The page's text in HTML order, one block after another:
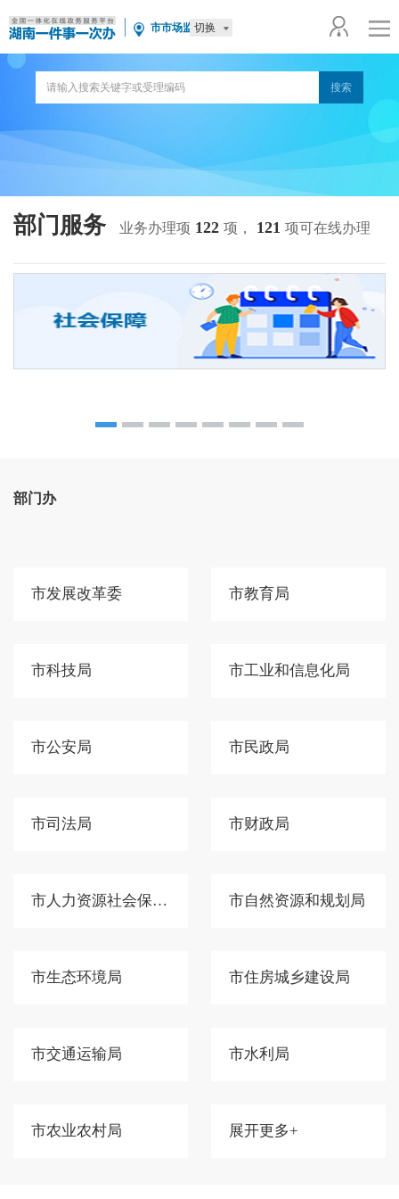
市市场监管局
切换
部门服务 业务办理项 122 项， 121 项可在线办理
部门办
市发展改革委 市教育局
市科技局 市工业和信息化局
市公安局 市民政局
市司法局 市财政局
市人力资源社会保障局 市自然资源和规划局
市生态环境局 市住房城乡建设局
市交通运输局 市水利局
市农业农村局 展开更多+